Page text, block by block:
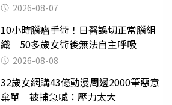
2026-08-07
10小時腦瘤手術！日醫誤切正常腦組
織 50多歲女術後無法自主呼吸
2026-08-08
32歲女網購43億動漫周邊2000筆惡意
棄單 被捕急喊：壓力太大